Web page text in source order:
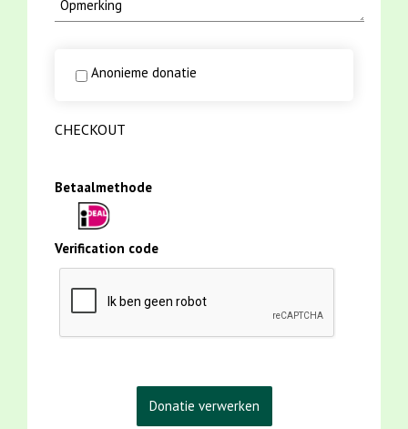
Anonieme donatie
CHECKOUT
Betaalmethode
Verification code